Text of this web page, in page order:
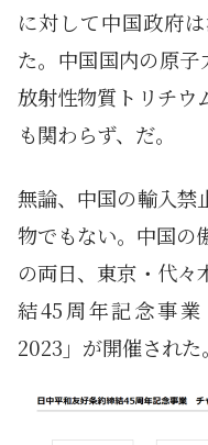
に対して中国政府
た。中国国内の原
放射性物質トリチウ
も関わらず、だ。
無論、中国の輸入禁
物でもない。中国の
の両日、東京・代々
結45周年記念事
2023」が開催された。